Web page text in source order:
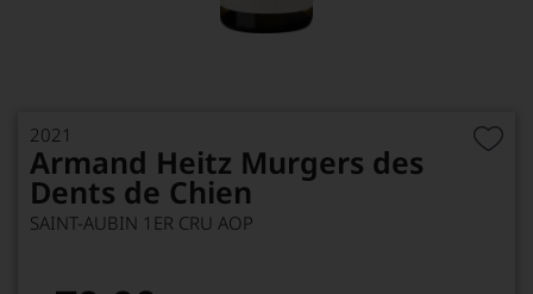
2021
Armand Heitz Murgers des
Dents de Chien
SAINT-AUBIN 1ER CRU AOP